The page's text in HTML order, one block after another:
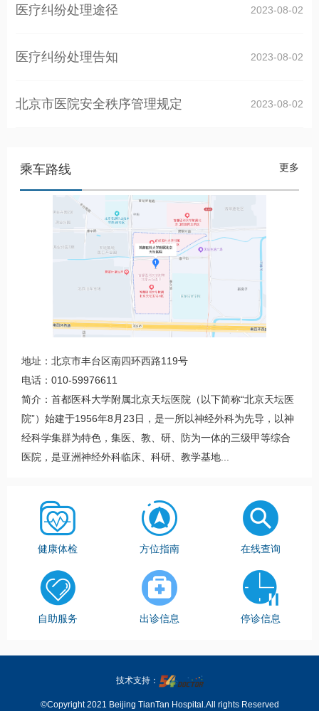
2023-08-02
医疗纠纷处理途径
2023-08-02
医疗纠纷处理告知
2023-08-02
北京市医院安全秩序管理规定
更多
乘车路线
地址：北京市丰台区南四环西路119号
电话：010-59976611
简介：首都医科大学附属北京天坛医院（以下简称“北京天坛医
院”）始建于1956年8月23日，是一所以神经外科为先导，以神
经科学集群为特色，集医、教、研、防为一体的三级甲等综合
医院，是亚洲神经外科临床、科研、教学基地...
健康体检 方位指南 在线查询
自助服务 出诊信息 停诊信息
技术支持：
©Copyright 2021 Beijing TianTan Hospital.All rights Reserved